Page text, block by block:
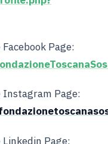
Page:
Instagram Page:
Page: